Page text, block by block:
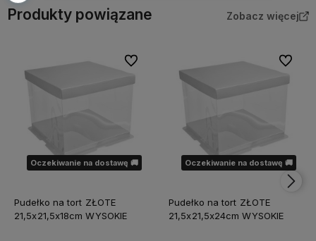
Produkty powiązane Zobacz więcej
Oczekiwanie na dostawę 🚚
Pudełko na tort ZŁOTE
21,5x21,5x18cm WYSOKIE
Do ulubionych
Oczekiwanie na dostawę 🚚
Pudełko na tort ZŁOTE
21,5x21,5x24cm WYSOKIE
Do